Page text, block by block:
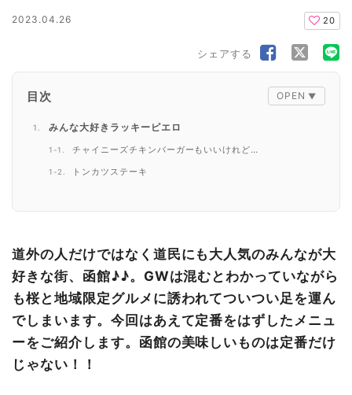
2023.04.26 20
シェアする
目次
みんな大好きラッキーピエロ
チャイニーズチキンバーガーもいいけれど…
トンカツステーキ
はこだて海鮮市場
海鮮丼もいいけれど…お寿司、それとやっぱり地ビールで
決まり！
あこがれの岩のり弁当
道外の人だけではなく道民にも大人気のみんなが大
好きな街、函館♪♪。GWは混むとわかっていながら
も桜と地域限定グルメに誘われてついつい足を運ん
でしまいます。今回はあえて定番をはずしたメニュ
ーをご紹介します。函館の美味しいものは定番だけ
じゃない！！